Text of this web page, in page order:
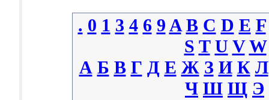
. 0 1 3 4 6 9 A B C D E F
S T U V W
А Б В Г Д Е Ж З И К Л
Ч Ш Щ Э